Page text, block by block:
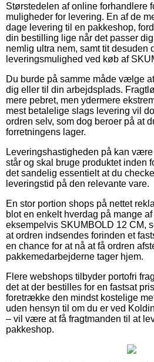
Størstedelen af online forhandlere
muligheder for levering. En af de
dage levering til en pakkeshop,
din bestilling lige når det passer
nemlig ultra nem, samt tit desuden
leveringsmulighed ved køb af
Du burde på samme måde vælge
dig eller til din arbejdsplads.
mere pebret, men ydermere
mest betalelige slags levering vil
ordren selv, som dog beroer på at
forretningens lager.
Leveringshastigheden på kan
står og skal bruge produktet inden
det sandelig essentielt at du
leveringstid på den relevante vare.
En stor portion shops på nettet
blot en enkelt hverdag på mange
eksempelvis SKUMBOLD 12 CM,
at ordren indsendes forinden et
en chance for at nå at få ordren
pakkemedarbejderne tager hjem.
Flere webshops tilbyder portofri
det at der bestilles for en fastsat
foretrække den mindst kostelige
uden hensyn til om du er ved
– vil være at få fragtmanden til at
pakkeshop.